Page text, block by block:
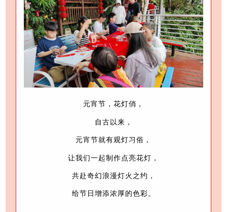
元宵节，花灯俏，
自古以来，
元宵节就有观灯习俗，
让我们一起制作点亮花灯，
共赴奇幻浪漫灯火之约，
给节日增添浓厚的色彩。